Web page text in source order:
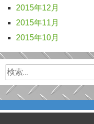
2015年12月
2015年11月
2015年10月
検索: